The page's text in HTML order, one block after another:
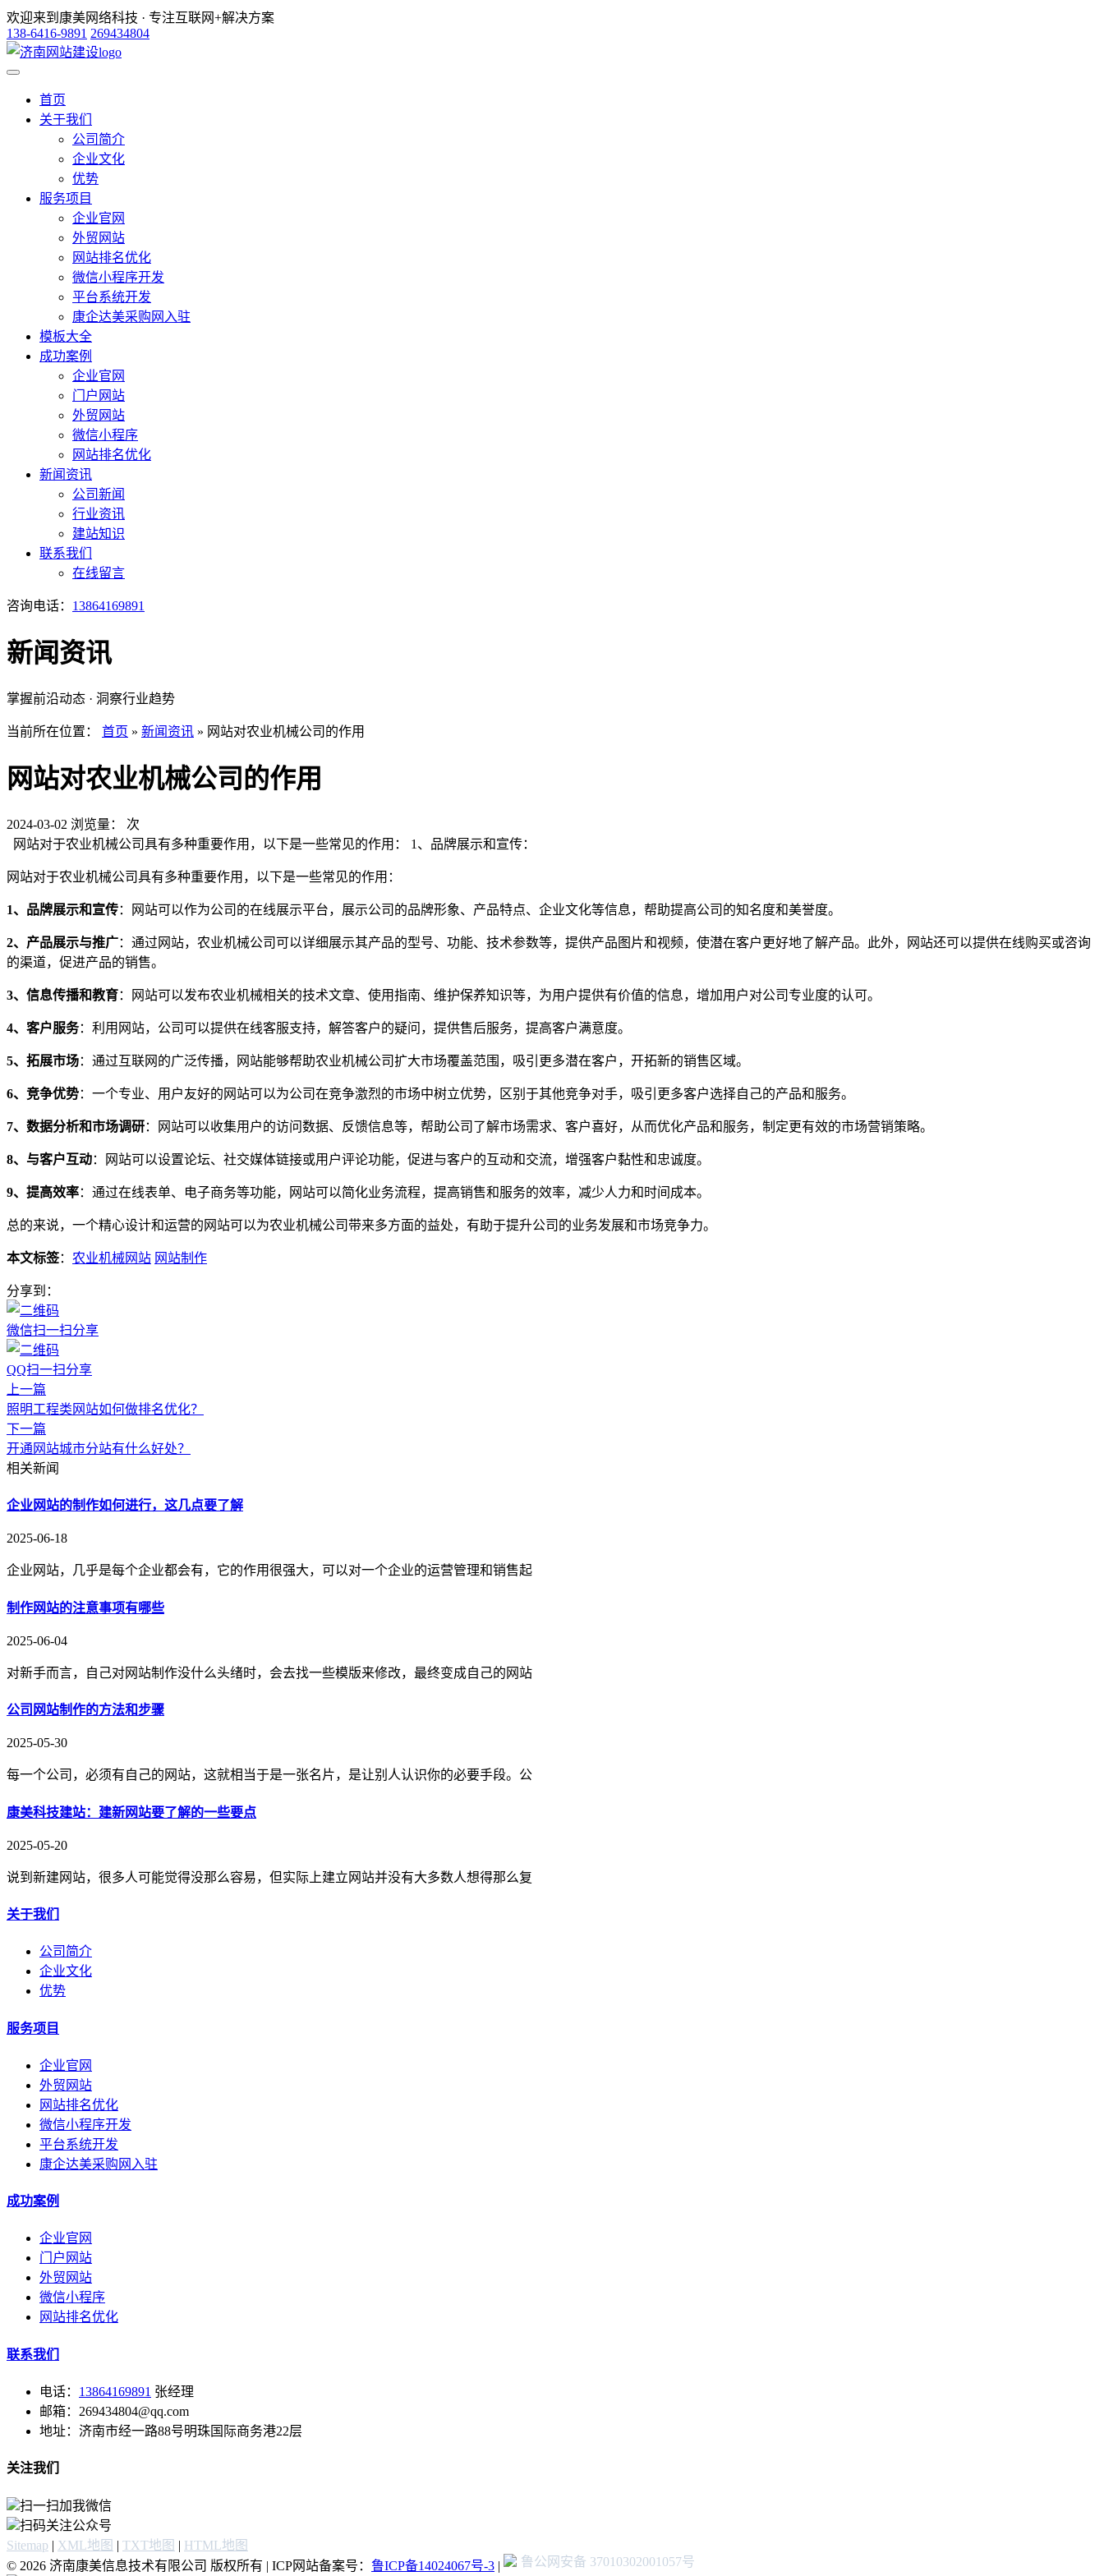
欢迎来到康美网络科技 · 专注互联网+解决方案
138-6416-9891 269434804
首页
关于我们
公司简介
企业文化
优势
服务项目
企业官网
外贸网站
网站排名优化
微信小程序开发
平台系统开发
康企达美采购网入驻
模板大全
成功案例
企业官网
门户网站
外贸网站
微信小程序
网站排名优化
新闻资讯
公司新闻
行业资讯
建站知识
联系我们
在线留言
咨询电话： 13864169891
新闻资讯
掌握前沿动态 · 洞察行业趋势
当前所在位置： 首页 » 新闻资讯 » 网站对农业机械公司的作用
网站对农业机械公司的作用
2024-03-02 浏览量：
次
网站对于农业机械公司具有多种重要作用，以下是一些常见的作用： 1、品牌展示和宣传：
网站对于农业机械公司具有多种重要作用，以下是一些常见的作用：
1、品牌展示和宣传：网站可以作为公司的在线展示平台，展示公司的品牌形象、产品特点、企业文化等信息，帮助提高公司的知名度和美誉度。
2、产品展示与推广：通过网站，农业机械公司可以详细展示其产品的型号、功能、技术参数等，提供产品图片和视频，使潜在客户更好地了解产品。此外，网站还可以提供在线购买或咨询
的渠道，促进产品的销售。
3、信息传播和教育：网站可以发布农业机械相关的技术文章、使用指南、维护保养知识等，为用户提供有价值的信息，增加用户对公司专业度的认可。
4、客户服务：利用网站，公司可以提供在线客服支持，解答客户的疑问，提供售后服务，提高客户满意度。
5、拓展市场：通过互联网的广泛传播，网站能够帮助农业机械公司扩大市场覆盖范围，吸引更多潜在客户，开拓新的销售区域。
6、竞争优势：一个专业、用户友好的网站可以为公司在竞争激烈的市场中树立优势，区别于其他竞争对手，吸引更多客户选择自己的产品和服务。
7、数据分析和市场调研：网站可以收集用户的访问数据、反馈信息等，帮助公司了解市场需求、客户喜好，从而优化产品和服务，制定更有效的市场营销策略。
8、与客户互动：网站可以设置论坛、社交媒体链接或用户评论功能，促进与客户的互动和交流，增强客户黏性和忠诚度。
9、提高效率：通过在线表单、电子商务等功能，网站可以简化业务流程，提高销售和服务的效率，减少人力和时间成本。
总的来说，一个精心设计和运营的网站可以为农业机械公司带来多方面的益处，有助于提升公司的业务发展和市场竞争力。
本文标签： 农业机械网站 网站制作
分享到：
微信扫一扫分享
QQ扫一扫分享
上一篇
照明工程类网站如何做排名优化？
下一篇
开通网站城市分站有什么好处？
相关新闻
企业网站的制作如何进行，这几点要了解
2025-06-18
企业网站，几乎是每个企业都会有，它的作用很强大，可以对一个企业的运营管理和销售起
制作网站的注意事项有哪些
2025-06-04
对新手而言，自己对网站制作没什么头绪时，会去找一些模版来修改，最终变成自己的网站
公司网站制作的方法和步骤
2025-05-30
每一个公司，必须有自己的网站，这就相当于是一张名片，是让别人认识你的必要手段。公
康美科技建站：建新网站要了解的一些要点
2025-05-20
说到新建网站，很多人可能觉得没那么容易，但实际上建立网站并没有大多数人想得那么复
关于我们
公司简介
企业文化
优势
服务项目
企业官网
外贸网站
网站排名优化
微信小程序开发
平台系统开发
康企达美采购网入驻
成功案例
企业官网
门户网站
外贸网站
微信小程序
网站排名优化
联系我们
电话： 13864169891 张经理
邮箱：269434804@qq.com
地址：济南市经一路88号明珠国际商务港22层
关注我们
扫一扫加我微信
扫码关注公众号
Sitemap | XML地图 | TXT地图 | HTML地图
© 2026 济南康美信息技术有限公司 版权所有 | ICP网站备案号： 鲁ICP备14024067号-3 | 鲁公网安备 37010302001057号